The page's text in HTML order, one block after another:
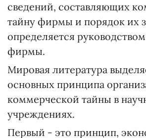
сведений, составляющих
тайну фирмы и порядок их
определяется
фирмы.
Мировая литература
основных принципа
коммерческой тайны в
учреждениях.
Первый - это принцип,